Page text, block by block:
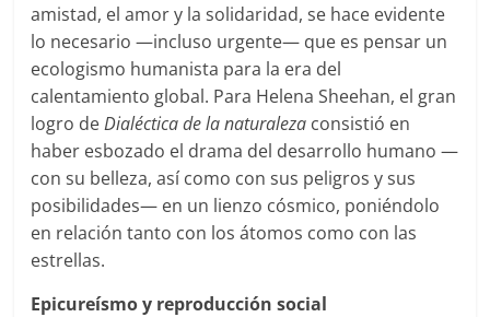
amistad, el amor y la solidaridad, se hace evidente
lo necesario —incluso urgente— que es pensar un
ecologismo humanista para la era del
calentamiento global. Para Helena Sheehan, el gran
logro deDialéctica de la naturaleza consistió en
haber esbozado el drama del desarrollo humano —
con su belleza, así como con sus peligros y sus
posibilidades— en un lienzo cósmico, poniéndolo
en relación tanto con los átomos como con las
estrellas.
Epicureísmo y reproducción social